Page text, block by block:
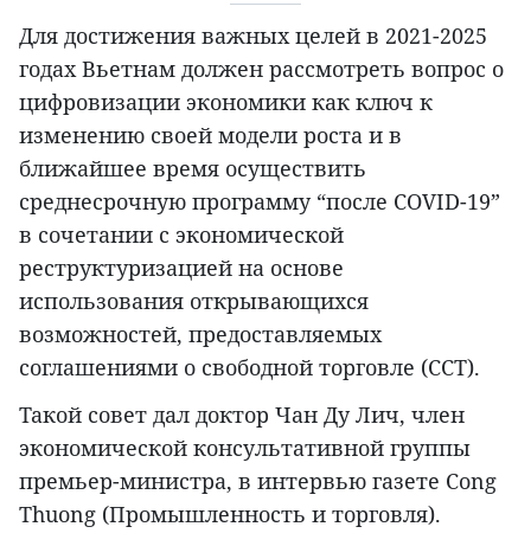
Для достижения важных целей в 2021-2025
годах Вьетнам должен рассмотреть вопрос о
цифровизации экономики как ключ к
изменению своей модели роста и в
ближайшее время осуществить
среднесрочную программу “после COVID-19”
в сочетании с экономической
реструктуризацией на основе
использования открывающихся
возможностей, предоставляемых
соглашениями о свободной торговле (ССТ).
Такой совет дал доктор Чан Ду Лич, член
экономической консультативной группы
премьер-министра, в интервью газете Cong
Thuong (Промышленность и торговля).